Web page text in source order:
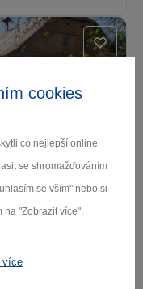
cookies
co nejlepší online
se shromažďováním
se vším" nebo si
na "Zobrazit více".
více